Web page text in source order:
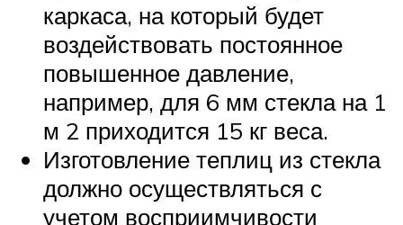
каркаса, на который будет
воздействовать постоянное
повышенное давление,
например, для 6 мм стекла на 1
м 2 приходится 15 кг веса.
Изготовление теплиц из стекла
должно осуществляться с
учетом восприимчивости